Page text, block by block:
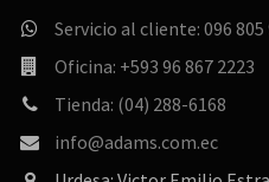
Servicio al cliente: 096 805
Oficina: +593 96 867 2223
Tienda: (04) 288-6168
info@adams.com.ec